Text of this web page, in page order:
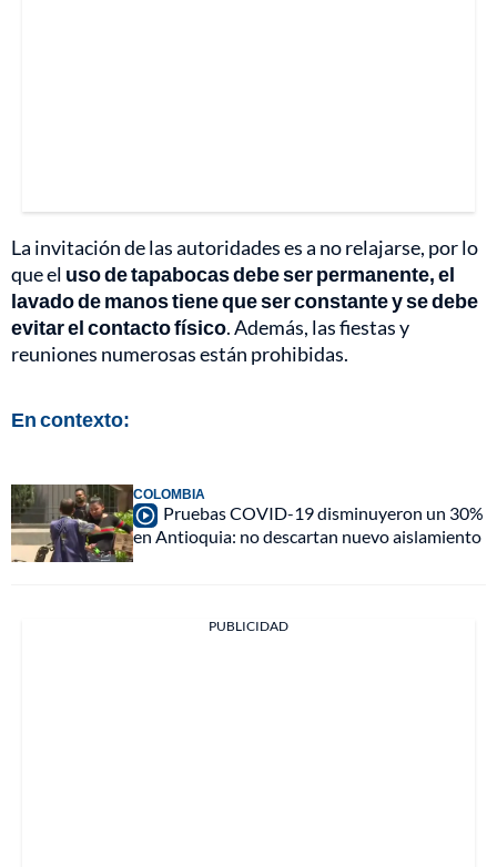
La invitación de las autoridades es a no relajarse, por lo
que el uso de tapabocas debe ser permanente, el
lavado de manos tiene que ser constante y se debe
evitar el contacto físico. Además, las fiestas y
reuniones numerosas están prohibidas.
En contexto:
COLOMBIA
Pruebas COVID-19 disminuyeron un 30%
en Antioquia: no descartan nuevo aislamiento
PUBLICIDAD